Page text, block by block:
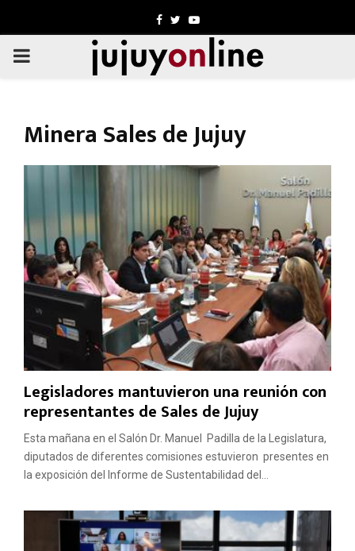
Facebook
TwitterYoutube
PRIMARY
Minera Sales de Jujuy
Legisladores mantuvieron una reunión con
representantes de Sales de Jujuy
Esta mañana en el Salón Dr. Manuel Padilla de la Legislatura,
diputados de diferentes comisiones estuvieron presentes en
la exposición del Informe de Sustentabilidad del...